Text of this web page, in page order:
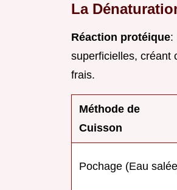
La
Réaction protéique:
superficielles, créant
frais.
Méthode de
Cuisson
Pochage (Eau